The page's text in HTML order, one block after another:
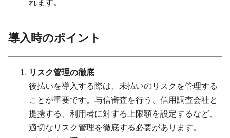
れます。
導入時のポイント
リスク管理の徹底
後払いを導入する際は、未払いのリスクを管理する
ことが重要です。与信審査を行う、信用調査会社と
提携する、利用者に対する上限額を設定するなど、
適切なリスク管理を徹底する必要があります。